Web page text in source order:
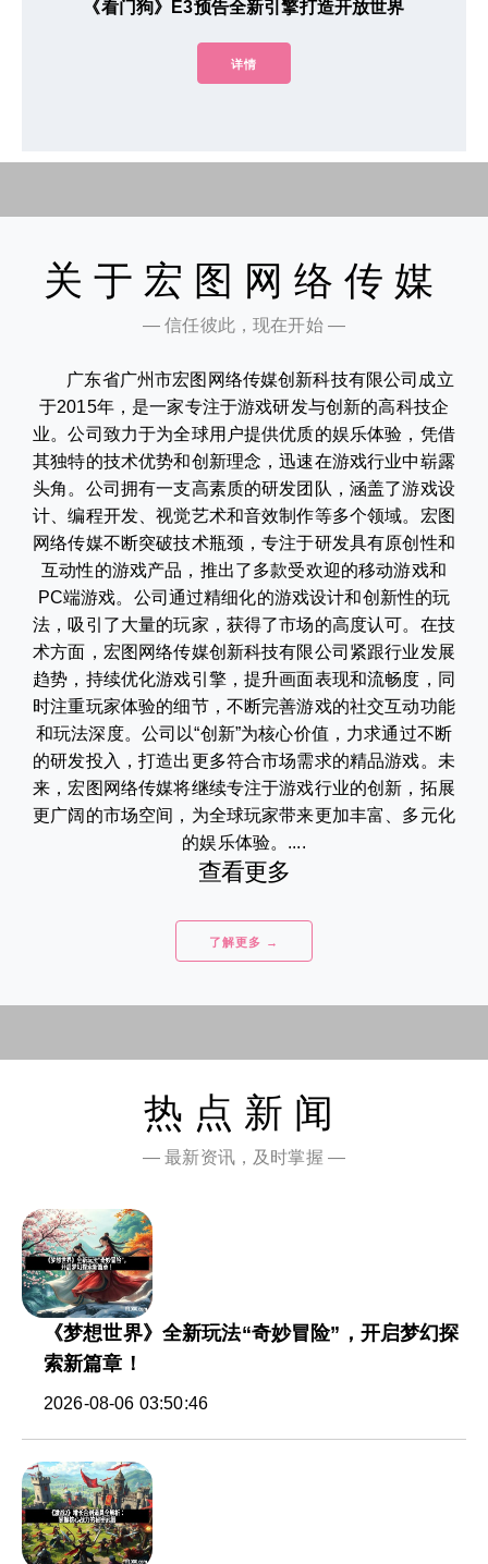
《看门狗》E3预告全新引擎打造开放世界
详情
关于宏图网络传媒
— 信任彼此，现在开始 —
广东省广州市宏图网络传媒创新科技有限公司成立
于2015年，是一家专注于游戏研发与创新的高科技企
业。公司致力于为全球用户提供优质的娱乐体验，凭借
其独特的技术优势和创新理念，迅速在游戏行业中崭露
头角。公司拥有一支高素质的研发团队，涵盖了游戏设
计、编程开发、视觉艺术和音效制作等多个领域。宏图
网络传媒不断突破技术瓶颈，专注于研发具有原创性和
互动性的游戏产品，推出了多款受欢迎的移动游戏和
PC端游戏。公司通过精细化的游戏设计和创新性的玩
法，吸引了大量的玩家，获得了市场的高度认可。在技
术方面，宏图网络传媒创新科技有限公司紧跟行业发展
趋势，持续优化游戏引擎，提升画面表现和流畅度，同
时注重玩家体验的细节，不断完善游戏的社交互动功能
和玩法深度。公司以“创新”为核心价值，力求通过不断
的研发投入，打造出更多符合市场需求的精品游戏。未
来，宏图网络传媒将继续专注于游戏行业的创新，拓展
更广阔的市场空间，为全球玩家带来更加丰富、多元化
的娱乐体验。....
查看更多
了解更多 →
热点新闻
— 最新资讯，及时掌握 —
《梦想世界》全新玩法“奇妙冒险”，开启梦幻探
索新篇章！
2026-08-06 03:50:46